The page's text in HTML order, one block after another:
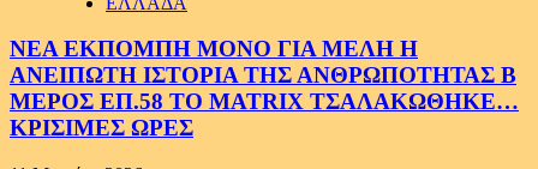
ΝΕΑ ΕΚΠΟΜΠΗ ΜΟΝΟ ΓΙΑ ΜΕΛΗ Η
ΑΝΕΙΠΩΤΗ ΙΣΤΟΡΙΑ ΤΗΣ ΑΝΘΡΩΠΟΤΗΤΑΣ Β
ΜΕΡΟΣ ΕΠ.58 ΤΟ MATRIX ΤΣΑΛΑΚΩΘΗΚΕ…
ΚΡΙΣΙΜΕΣ ΩΡΕΣ